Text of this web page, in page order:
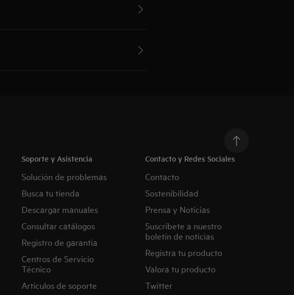
Soporte y Asistencia
Solución de problemas
Busca tu tienda
Descargar manuales
Consultar catálogos
Registro de garantía
Centros de Servicio
Técnico
Artículos de soporte
Contacto y Redes Sociales
Contacto
Sostenibilidad
Prensa y Noticias
Suscríbete a nuestro
boletín de noticias
Registra tu producto
Valora tu producto
Twitter